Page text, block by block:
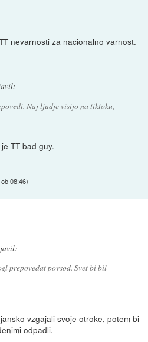
nevarnosti za nacionalno varnost.
:
Naj ljudje visijo na tiktoku,
TT bad guy.
08:46)
:
prepovedat povsod. Svet bi bil
vzgajali svoje otroke, potem bi
odpadli.